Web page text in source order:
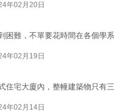
年02月20日
困難，不單要花時間在各個學
年02月19日
住宅大廈內，整幢建築物只有
年02月14日